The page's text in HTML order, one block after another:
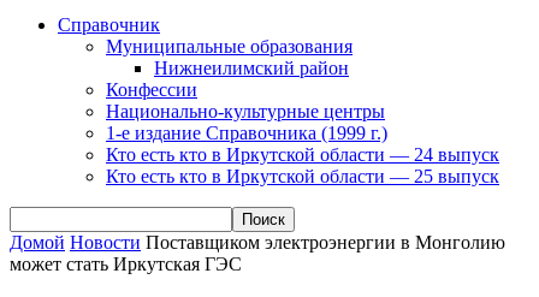
Справочник
Муниципальные образования
Нижнеилимский район
Конфессии
Национально-культурные центры
1-е издание Справочника (1999 г.)
Кто есть кто в Иркутской области — 24 выпуск
Кто есть кто в Иркутской области — 25 выпуск
Домой Новости Поставщиком электроэнергии в Монголию
может стать Иркутская ГЭС